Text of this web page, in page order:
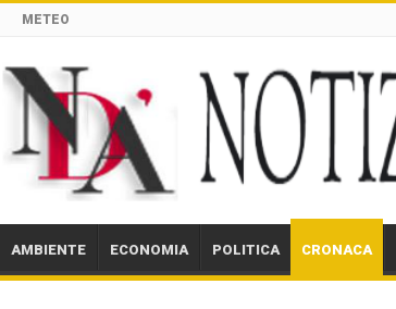
METEO
AMBIENTE ECONOMIA POLITICA CRONACA